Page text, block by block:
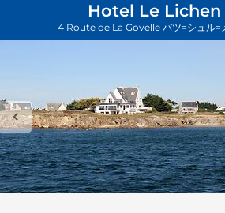
Hotel Le Lichen
4 Route de La Govelle バツ=シュル=